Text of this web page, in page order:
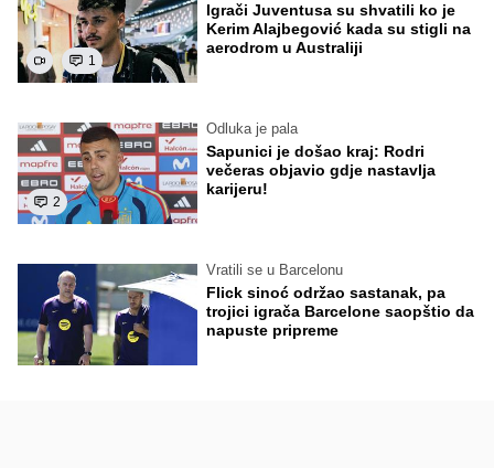
1
Igrači Juventusa su shvatili ko je
Kerim Alajbegović kada su stigli na
aerodrom u Australiji
2
Odluka je pala
Sapunici je došao kraj: Rodri
večeras objavio gdje nastavlja
karijeru!
Vratili se u Barcelonu
Flick sinoć održao sastanak, pa
trojici igrača Barcelone saopštio da
napuste pripreme